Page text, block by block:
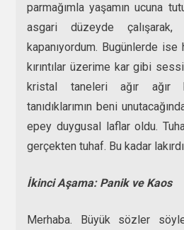
parmağımla yaşamın ucuna
asgari düzeyde
kapanıyordum. Bugünlerde ise
kırıntılar üzerime kar gibi
kristal taneleri ağır ağır
tanıdıklarımın beni
epey duygusal laflar oldu.
gerçekten tuhaf. Bu kadar
İkinci Aşama: Panik ve Kaos
Merhaba. Büyük sözler